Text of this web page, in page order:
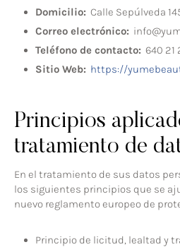
Domicilio: Calle Sepúlveda
Correo electrónico:
Teléfono de contacto: 640 21
Sitio Web: https://
Principios
tratamiento de
En el tratamiento de sus datos
los siguientes principios que se
nuevo reglamento europeo de
Principio de licitud, lealtad y